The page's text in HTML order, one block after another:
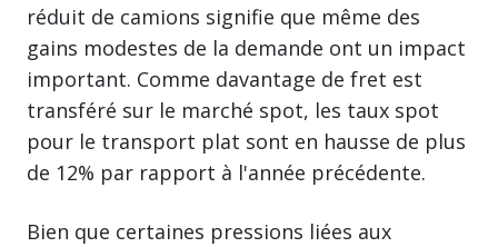
réduit de camions signifie que même des
gains modestes de la demande ont un impact
important. Comme davantage de fret est
transféré sur le marché spot, les taux spot
pour le transport plat sont en hausse de plus
de 12% par rapport à l'année précédente.
Bien que certaines pressions liées aux